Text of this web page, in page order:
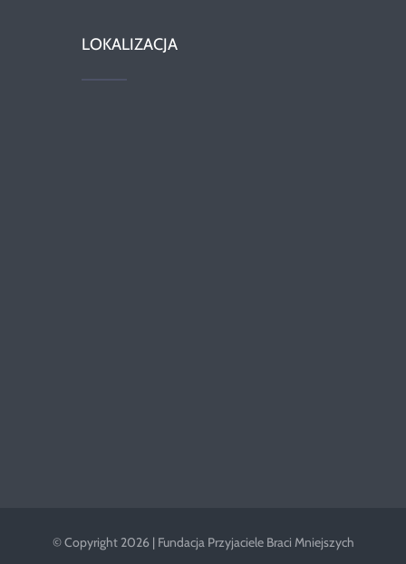
LOKALIZACJA
© Copyright 2026 | Fundacja Przyjaciele Braci Mniejszych